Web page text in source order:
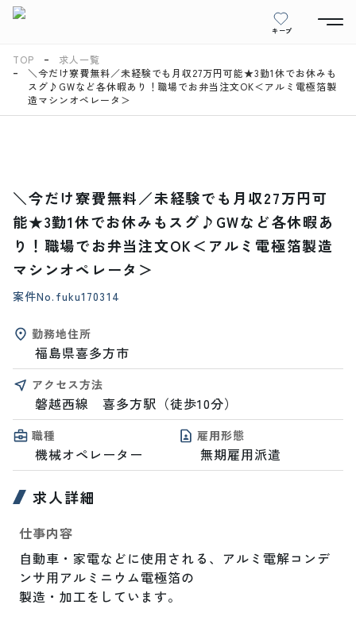
キープ
TOP
求人一覧
＼今だけ寮費無料／未経験でも月収27万円可能★3勤1休でお休みも
スグ♪GWなど各休暇あり！職場でお弁当注文OK＜アルミ電極箔製
造マシンオペレータ＞
＼今だけ寮費無料／未経験でも月収27万円可
能★3勤1休でお休みもスグ♪GWなど各休暇あ
り！職場でお弁当注文OK＜アルミ電極箔製造
マシンオペレータ＞
案件No. fuku170314
勤務地住所
福島県喜多方市
アクセス方法
磐越西線　喜多方駅（徒歩10分）
職種
機械オペレーター
雇用形態
無期雇用派遣
求人詳細
仕事内容
自動車・家電などに使用される、アルミ電解コンデ
ンサ用アルミニウム電極箔の
製造・加工をしています。